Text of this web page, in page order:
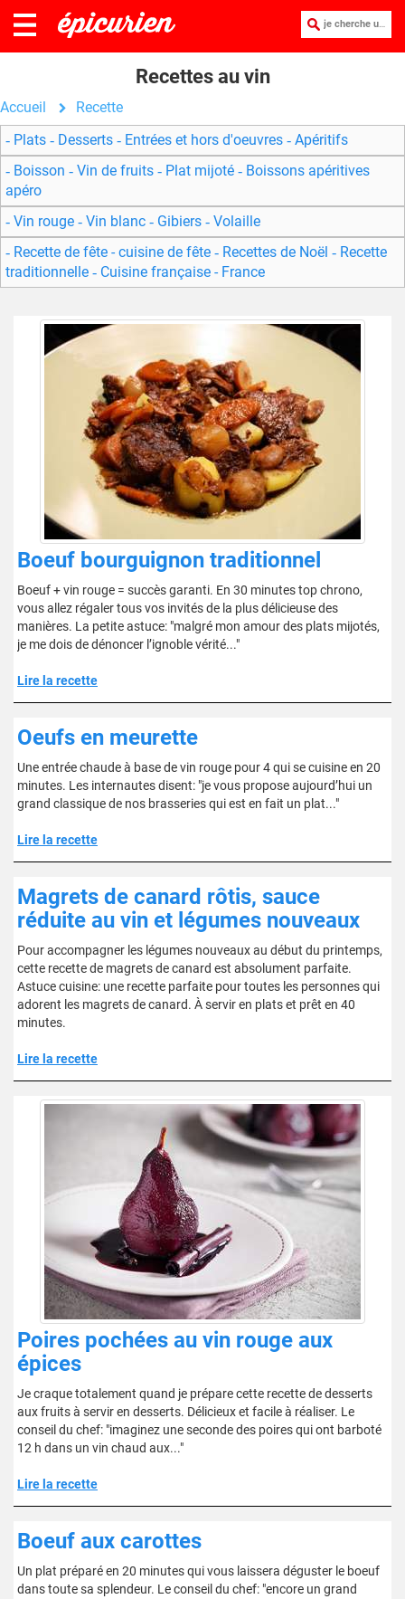
je cherche une recette :
Recettes au vin
Accueil
Recette
Plats
Desserts Entrées et hors d'oeuvres
Apéritifs
Boisson
Vin de fruits Plat mijoté
Boissons apéritives
apéro
Vin rouge
Vin blanc Gibiers
Volaille
Recette de fête - cuisine de fête
Recettes de Noël
Recette
traditionnelle
Cuisine française - France
Boeuf bourguignon traditionnel
Boeuf + vin rouge = succès garanti. En 30 minutes top chrono,
vous allez régaler tous vos invités de la plus délicieuse des
manières. La petite astuce: "malgré mon amour des plats mijotés,
je me dois de dénoncer l’ignoble vérité..."
Lire la recette
Oeufs en meurette
Une entrée chaude à base de vin rouge pour 4 qui se cuisine en 20
minutes. Les internautes disent: "je vous propose aujourd’hui un
grand classique de nos brasseries qui est en fait un plat..."
Lire la recette
Magrets de canard rôtis, sauce
réduite au vin et légumes nouveaux
Pour accompagner les légumes nouveaux au début du printemps,
cette recette de magrets de canard est absolument parfaite.
Astuce cuisine: une recette parfaite pour toutes les personnes qui
adorent les magrets de canard. À servir en plats et prêt en 40
minutes.
Lire la recette
Poires pochées au vin rouge aux
épices
Je craque totalement quand je prépare cette recette de desserts
aux fruits à servir en desserts. Délicieux et facile à réaliser. Le
conseil du chef: "imaginez une seconde des poires qui ont barboté
12 h dans un vin chaud aux..."
Lire la recette
Boeuf aux carottes
Un plat préparé en 20 minutes qui vous laissera déguster le boeuf
dans toute sa splendeur. Le conseil du chef: "encore un grand